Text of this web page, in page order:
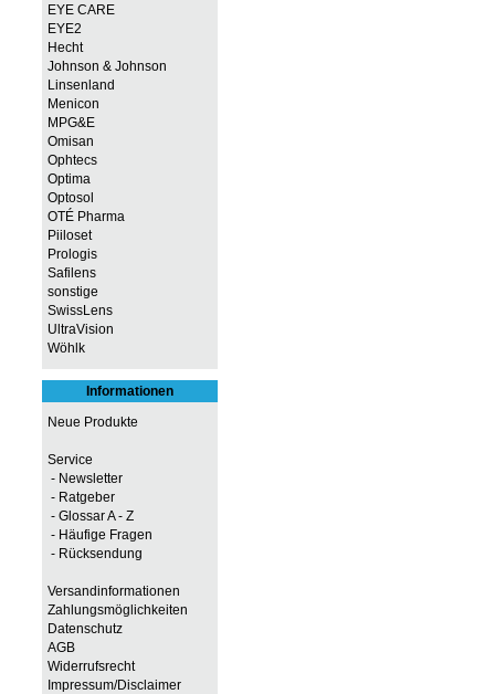
EYE CARE
EYE2
Hecht
Johnson & Johnson
Linsenland
Menicon
MPG&E
Omisan
Ophtecs
Optima
Optosol
OTÉ Pharma
Piiloset
Prologis
Safilens
sonstige
SwissLens
UltraVision
Wöhlk
Informationen
Neue Produkte
Service
- Newsletter
- Ratgeber
- Glossar A - Z
- Häufige Fragen
- Rücksendung
Versandinformationen
Zahlungsmöglichkeiten
Datenschutz
AGB
Widerrufsrecht
Impressum/Disclaimer